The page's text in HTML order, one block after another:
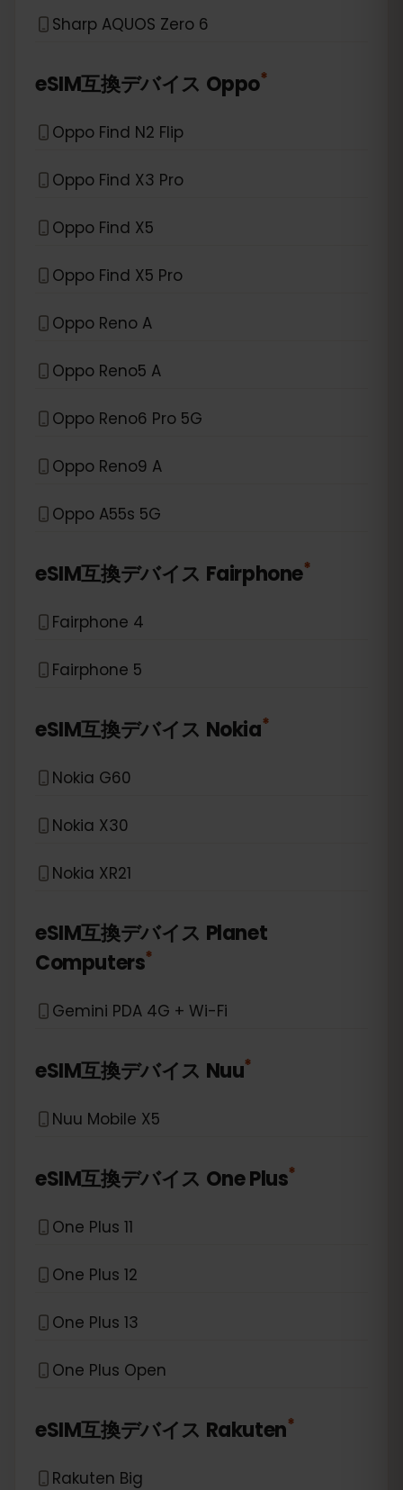
Sharp AQUOS Zero 6
eSIM互換デバイス Oppo*
Oppo Find N2 Flip
Oppo Find X3 Pro
Oppo Find X5
Oppo Find X5 Pro
Oppo Reno A
Oppo Reno5 A
Oppo Reno6 Pro 5G
Oppo Reno9 A
Oppo A55s 5G
eSIM互換デバイス Fairphone*
Fairphone 4
Fairphone 5
eSIM互換デバイス Nokia*
Nokia G60
Nokia X30
Nokia XR21
eSIM互換デバイス Planet
Computers*
Gemini PDA 4G + Wi-Fi
eSIM互換デバイス Nuu*
Nuu Mobile X5
eSIM互換デバイス One Plus*
One Plus 11
One Plus 12
One Plus 13
One Plus Open
eSIM互換デバイス Rakuten*
Rakuten Big